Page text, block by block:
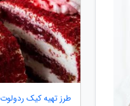
طرز تهیه کیک ردولوت